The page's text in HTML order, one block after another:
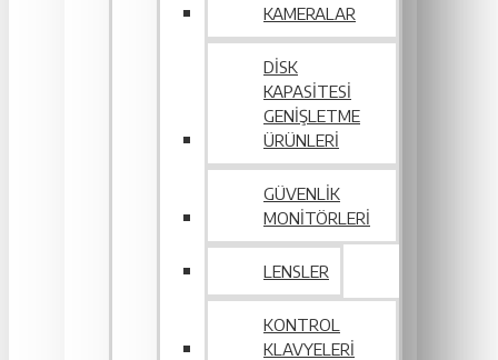
KAMERALAR
DISK
KAPASITESI
GENIŞLETME
ÜRÜNLERI
GÜVENLIK
MONITÖRLERI
LENSLER
KONTROL
KLAVYELERI